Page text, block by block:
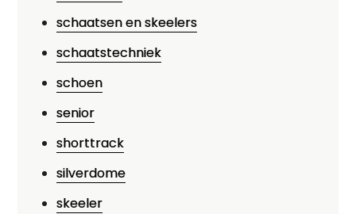
schaatsen en skeelers
schaatstechniek
schoen
senior
shorttrack
silverdome
skeeler